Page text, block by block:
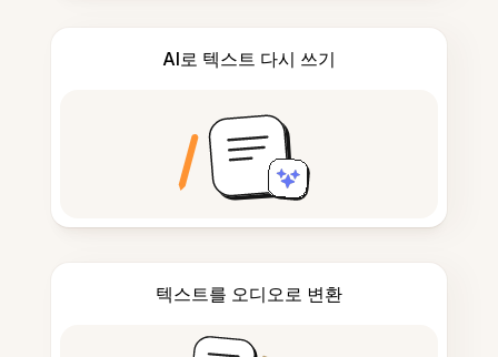
AI로 텍스트 다시 쓰기
텍스트를 오디오로 변환